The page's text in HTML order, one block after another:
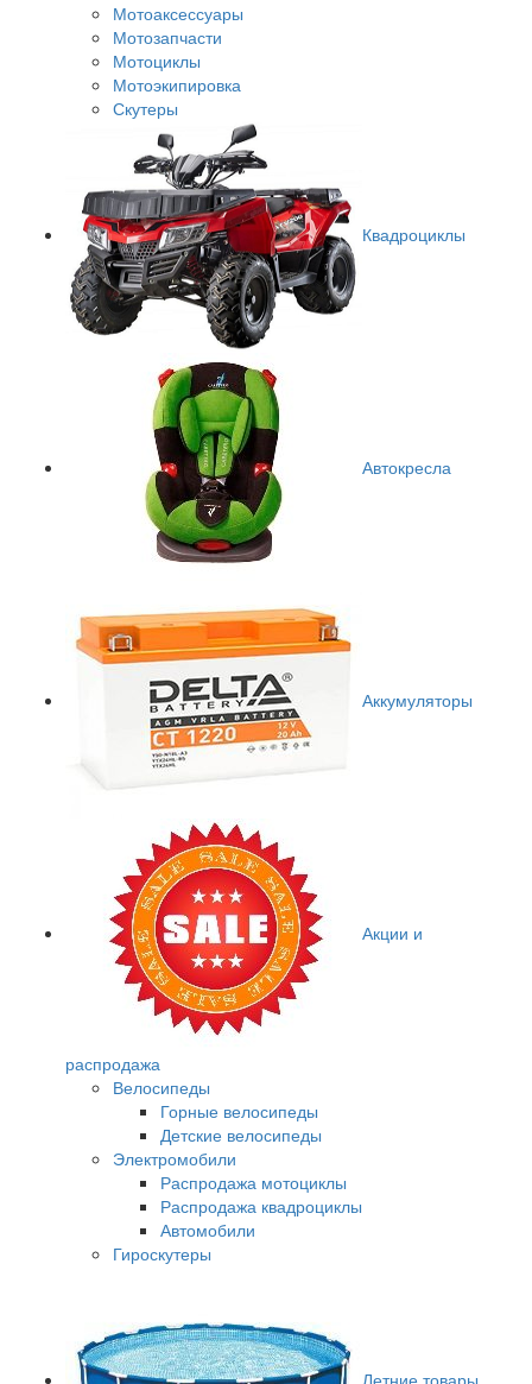
Мотоаксессуары
Мотозапчасти
Мотоциклы
Мотоэкипировка
Скутеры
Квадроциклы
Автокресла
Аккумуляторы
Акции и
распродажа
Велосипеды
Горные велосипеды
Детские велосипеды
Электромобили
Распродажа мотоциклы
Распродажа квадроциклы
Автомобили
Гироскутеры
Летние товары